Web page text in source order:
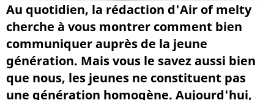
Au quotidien, la rédaction d'Air of melty
cherche à vous montrer comment bien
communiquer auprès de la jeune
génération. Mais vous le savez aussi bien
que nous, les jeunes ne constituent pas
une génération homogène. Aujourd'hui,